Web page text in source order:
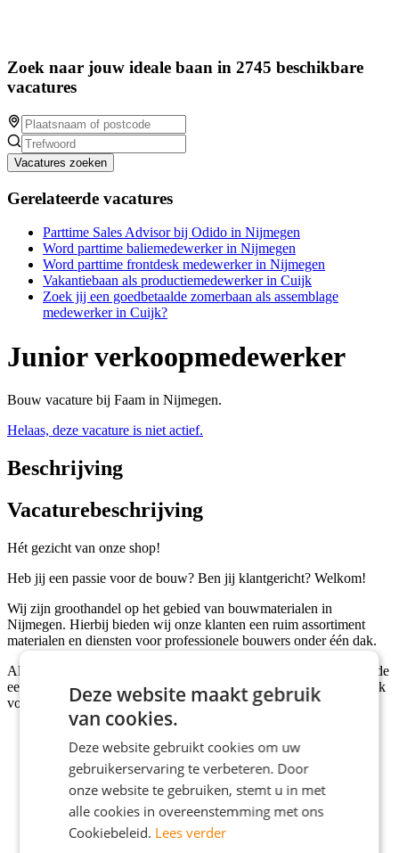
Zoek naar jouw ideale baan in 2745 beschikbare
vacatures
Vacatures zoeken
Gerelateerde vacatures
Parttime Sales Advisor bij Odido in Nijmegen
Word parttime baliemedewerker in Nijmegen
Word parttime frontdesk medewerker in Nijmegen
Vakantiebaan als productiemedewerker in Cuijk
Zoek jij een goedbetaalde zomerbaan als assemblage
medewerker in Cuijk?
Junior verkoopmedewerker
Bouw vacature bij Faam in Nijmegen.
Helaas, deze vacature is niet actief.
Beschrijving
Vacaturebeschrijving
Hét gezicht van onze shop!
Heb jij een passie voor de bouw? Ben jij klantgericht? Welkom!
Wij zijn groothandel op het gebied van bouwmaterialen in
Nijmegen. Hierbij bieden wij onze klanten een ruim assortiment
materialen en diensten voor professionele bouwers onder één dak.
Als verkoopmedewerker weet jij hoe belangrijk het is om een goede
eerste indruk achter te laten bij de klanten. Jij bent verantwoordelijk
voor de volgende werkzaamheden:
Controleren van de voorraadniveaus;
Producten op een aantrekkelijke manier presenteren;
De schappen gevuld houden en de te bestellen producten
noteren;
Afhandelen van betalingen;
Indien nodig, helpen in het magazijn;
Deze website maakt gebruik
van cookies.
Deze website gebruikt cookies om uw
gebruikerservaring te verbeteren. Door
onze website te gebruiken, stemt u in met
alle cookies in overeenstemming met ons
Cookiebeleid. Lees verder